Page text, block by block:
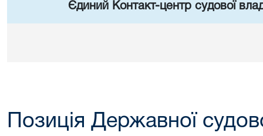
Єдиний Контакт-центр судової
Позиція Державної